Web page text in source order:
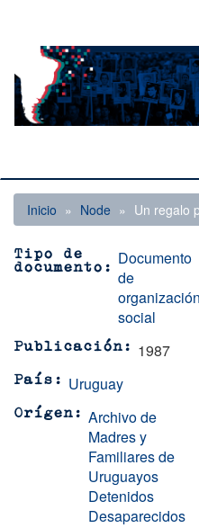
contenido
principal
Inicio
Node Un regalo
Tipo de
documento
Documento
de
organización
social
Publicación 1987
País Uruguay
Orígen
Archivo de
Madres y
Familiares de
Uruguayos
Detenidos
Desaparecidos